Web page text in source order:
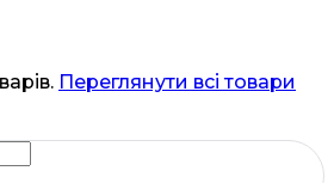
Переглянути всі товари